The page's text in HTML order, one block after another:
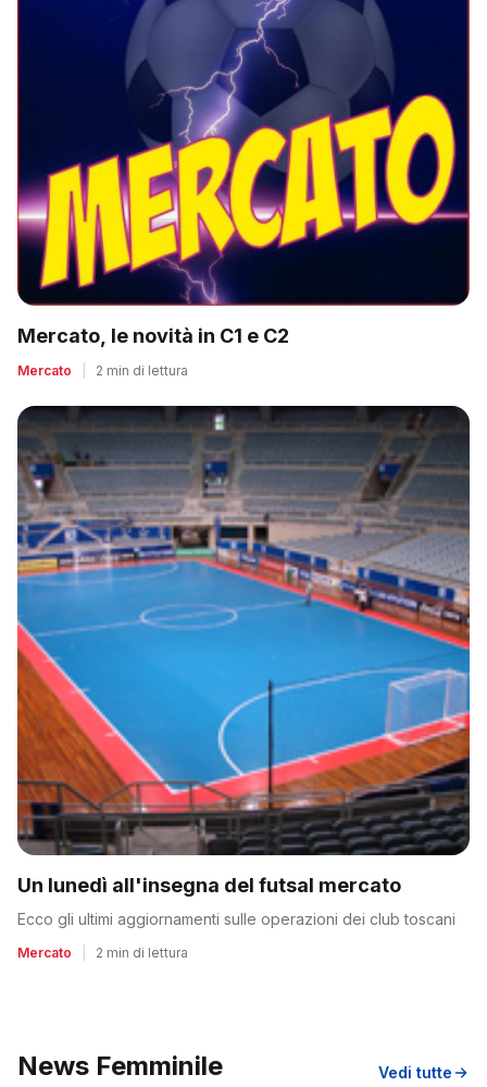
Mercato, le novità in C1 e C2
Mercato 2 min di lettura
Un lunedì all'insegna del futsal mercato
Ecco gli ultimi aggiornamenti sulle operazioni dei club toscani
Mercato 2 min di lettura
News Femminile Vedi tutte